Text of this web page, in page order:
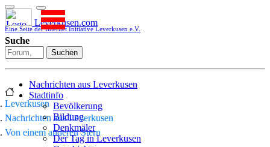
Leverkusen.com
Eine Seite der Internet Initiative Leverkusen e.V.
Suche
Suchen
Nachrichten aus Leverkusen
Stadtinfo
Bevölkerung
Bildung
Denkmäler
Der Tag in Leverkusen
Leverkusen
Nachrichten aus Leverkusen
Von einem anderen Stern